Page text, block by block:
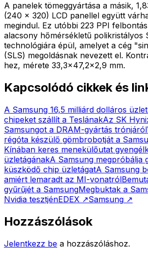
A panelek tömeggyártása a másik,
(240 x 320) LCD panellel együtt
megindul. Ez utóbbi 223 PPI
alacsony hőmérsékletű polikristályos
technológiára épül, amelyet a cég
(SLS) megoldásnak nevezett el.
hez, mérete 33,3x47,2x2,9 mm.
Kapcsolódó cikkek és
A Samsung 16,5 milliárd dolláros
chipeket szállít a TeslánakAz SK
Samsungot a DRAM-gyártás trónjáról
régóta készülő gömbrobotját a
Kínában keres menekülőutat
üzletágánakA Samsung megpróbálja
küszködő chip üzletágatA Samsung
amiért lemaradt az MI-vonatról
gyűrűjét a SamsungMegbuktak a
Nvidia tesztjénEDEX ↗Samsung ↗
Hozzászólások
Jelentkezz be a hozzászóláshoz.